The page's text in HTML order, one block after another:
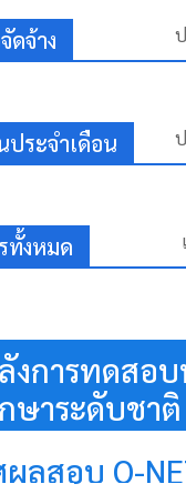
ดจ้าง
ประจำเดือน
ทั้งหมด
การทดสอบ
ษาระดับชาติ
ลสอบ O-